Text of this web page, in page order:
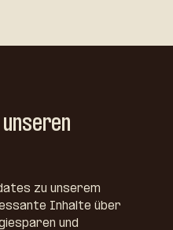
zu unserem
Inhalte über
und